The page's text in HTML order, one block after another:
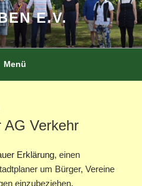
E.V.
Menü
AG Verkehr
Erklärung, einen
um Bürger, Vereine
einzubeziehen.